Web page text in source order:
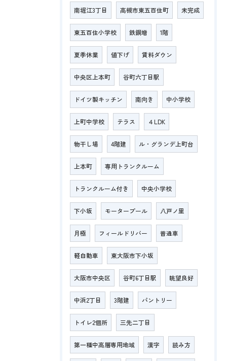
南堀江3丁目 高槻市東五百住町 未完成
東五百住小学校 鉄鋼増 1階
夏季休業 値下げ 賃料ダウン
中央区上本町 谷町六丁目駅
ドイツ製キッチン 南向き 中小学校
上町中学校 テラス ４LDK
物干し場 4階建 ル・グランデ上町台
上本町 専用トランクルーム
トランクルーム付き 中央小学校
下小坂 モータープール 八戸ノ里
月極 フィールドリバー 普通車
軽自動車 東大阪市下小坂
大阪市中央区 谷町6丁目駅 眺望良好
中浜2丁目 3階建 パントリー
トイレ2個所 三先二丁目
第一種中高層専用地域 漢字 読み方